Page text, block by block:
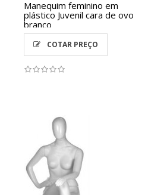
Manequim feminino em
plástico Juvenil cara de ovo
branco
COTAR PREÇO